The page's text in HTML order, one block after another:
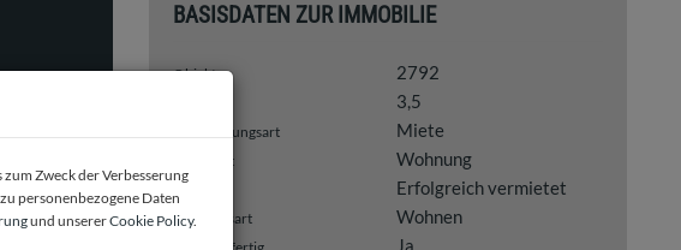
BASISDATEN ZUR IMMOBILIE
Objektnr. 2792
3,5
Vermarktungsart Miete
Objektart Wohnung
Erfolgreich vermietet
Nutzungsart Wohnen
Ja
Zweck der Verbesserung
personenbezogene Daten
und unsererCookie Policy.